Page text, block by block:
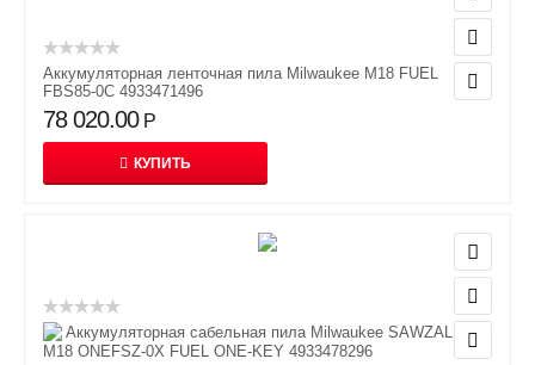
Аккумуляторная ленточная пила Milwaukee M18 FUEL
FBS85-0C 4933471496
78 020.00 Р
КУПИТЬ
Аккумуляторная сабельная пила Milwaukee SAWZALL
M18 ONEFSZ-0X FUEL ONE-KEY 4933478296